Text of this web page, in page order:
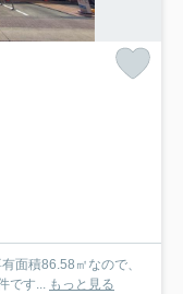
面積86.58㎡なので、
です... もっと見る